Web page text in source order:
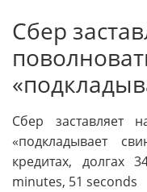
Сбер
Сбер заставляет
«подкладывает
кредитах, долгах
minutes, 51 seconds